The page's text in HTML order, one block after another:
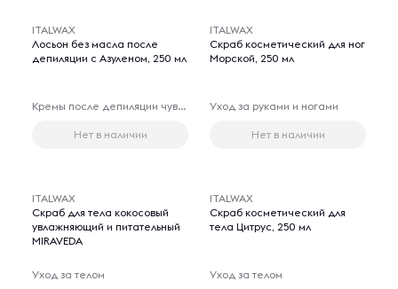
ITALWAX
Лосьон без масла после
депиляции с Азуленом, 250 мл
Кремы после депиляции чувствительных зон
Нет в наличии
ITALWAX
Скраб косметический для ног
Морской, 250 мл
Уход за руками и ногами
Нет в наличии
ITALWAX
Скраб для тела кокосовый
увлажняющий и питательный
MIRAVEDA
Уход за телом
ITALWAX
Скраб косметический для
тела Цитрус, 250 мл
Уход за телом